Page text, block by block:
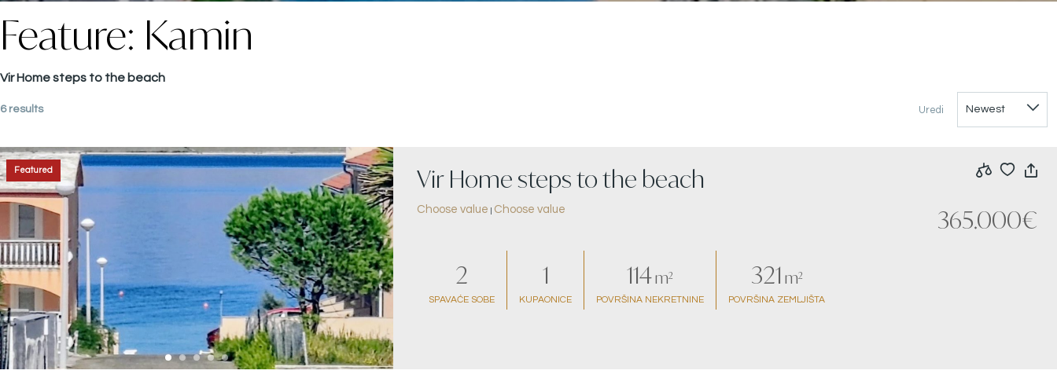
Feature: Kamin
Vir Home steps to the beach
6 results Uredi
Featured Vir Home steps to the beach
Choose value Choose value
365.000€
2
SPAVAĆE SOBE
1
KUPAONICE
114m²
POVRŠINA NEKRETNINE
321 m²
POVRŠINA ZEMLJIŠTA